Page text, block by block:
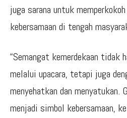
juga sarana untuk
kebersamaan di tengah
“Semangat kemerdekaan tidak
melalui upacara, tetapi juga
menyehatkan dan menyatukan.
menjadi simbol kebersamaan,